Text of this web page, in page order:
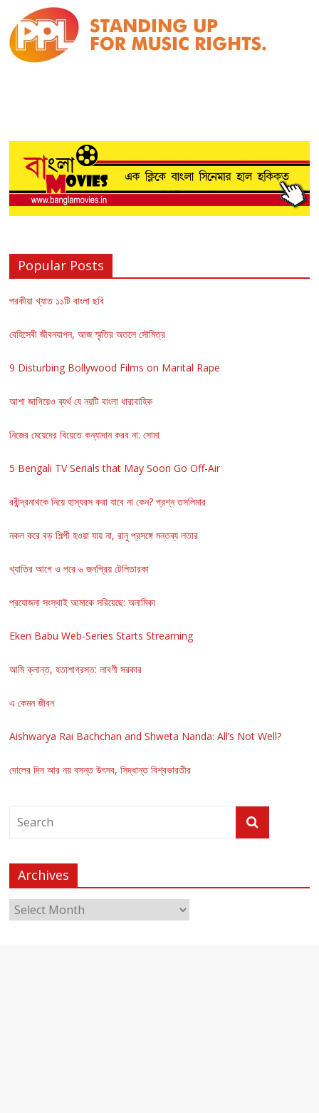
Popular Posts
পরকীয়া খ্যাত ১১টি বাংলা ছবি
বেহিসেবী জীবনযাপন, আজ স্মৃতির অতলে সৌমিত্র
9 Disturbing Bollywood Films on Marital Rape
আশা জাগিয়েও ব্যর্থ যে নয়টি বাংলা ধারাবাহিক
নিজের মেয়েদের বিয়েতে কন্যাদান করব না: সোমা
5 Bengali TV Serials that May Soon Go Off-Air
রবীন্দ্রনাথকে নিয়ে হাস্যরস করা যাবে না কেন? প্রশ্ন তসলিমার
নকল করে বড় শিল্পী হওয়া যায় না, রানু প্রসঙ্গে মন্তব্য লতার
খ্যাতির আগে ও পরে ৬ জনপ্রিয় টেলিতারকা
প্রযোজনা সংস্থাই আমাকে সরিয়েছে: অনামিকা
Eken Babu Web-Series Starts Streaming
আমি ক্লান্ত, হতাশাগ্রস্ত: লাবণী সরকার
এ কেমন জীবন
Aishwarya Rai Bachchan and Shweta Nanda: All’s Not Well?
দোলের দিন আর নয় বসন্ত উৎসব, সিদ্ধান্ত বিশ্বভারতীর
Archives